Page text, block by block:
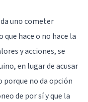
uno cometer
que hace o no hace la
y acciones, se
en lugar de acusar
porque no da opción
de por sí y que la